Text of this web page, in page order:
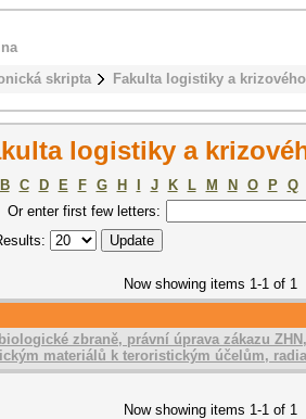
skripta Fakulta logistiky a
logistiky a
B C D E F G H J K L M N O P
Q
Or enter first few letters:
Now showing items 1-1 of 1
zbraně, právní úprava zákazu
materiálů k teroristickým účelům,
Now showing items 1-1 of 1